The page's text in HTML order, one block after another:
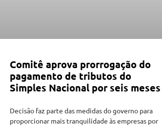
Comitê aprova prorrogação do
pagamento de tributos do
Simples Nacional por seis meses
Decisão faz parte das medidas do governo para
proporcionar mais tranquilidade às empresas por